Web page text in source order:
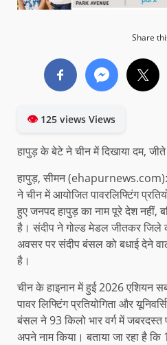
Share
👁125 views Views
हापुड़ के बेटे ने चीन में दिखाया दम,
हापुड़, सीमन
ने चीन में आयोजित पावरलिफ्टिंग
हुए जनपद हापुड़ का नाम पूरे देश नहीं,
है। संदीप ने गोल्ड मेडल जीतकर जिले
अवसर पर संदीप बंसल को बधाई देने
है।
चीन के हाइनान में हुई 2026 एशियन
पावर लिफ्टिंग प्रतियोगिता और
बंसल ने 93 किलो भार वर्ग में
अपने नाम किया। बताया जा रहा है कि